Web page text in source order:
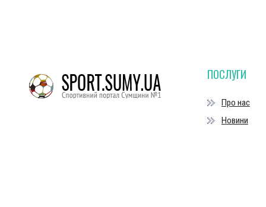
ПОСЛУГИ
Про нас
Новини